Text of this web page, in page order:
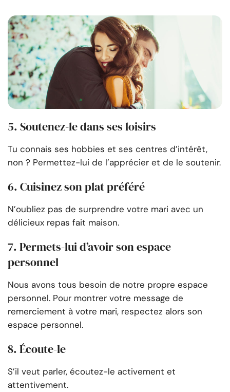
5. Soutenez-le dans ses loisirs
Tu connais ses hobbies et ses centres d’intérêt,
non ? Permettez-lui de l’apprécier et de le soutenir.
6. Cuisinez son plat préféré
N’oubliez pas de surprendre votre mari avec un
délicieux repas fait maison.
7. Permets-lui d’avoir son espace
personnel
Nous avons tous besoin de notre propre espace
personnel. Pour montrer votre message de
remerciement à votre mari, respectez alors son
espace personnel.
8. Écoute-le
S’il veut parler, écoutez-le activement et
attentivement.